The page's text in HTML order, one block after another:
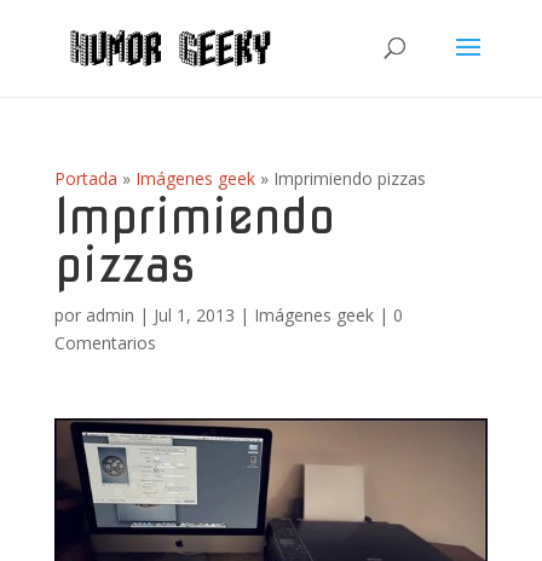
Portada » Imágenes geek» Imprimiendo pizzas
Imprimiendo
pizzas
por admin | Jul 1, 2013 | Imágenes geek| 0
Comentarios